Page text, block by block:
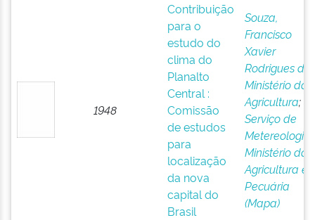
1948
Contribuição
para o
estudo do
clima do
Planalto
Central :
Comissão
de estudos
para
localização
da nova
capital do
Brasil
Souza,
Francisco
Xavier
Rodrigues de
Ministério da
Agricultura;
Serviço de
Metereologia
Ministério da
Agricultura e
Pecuária
(Mapa)